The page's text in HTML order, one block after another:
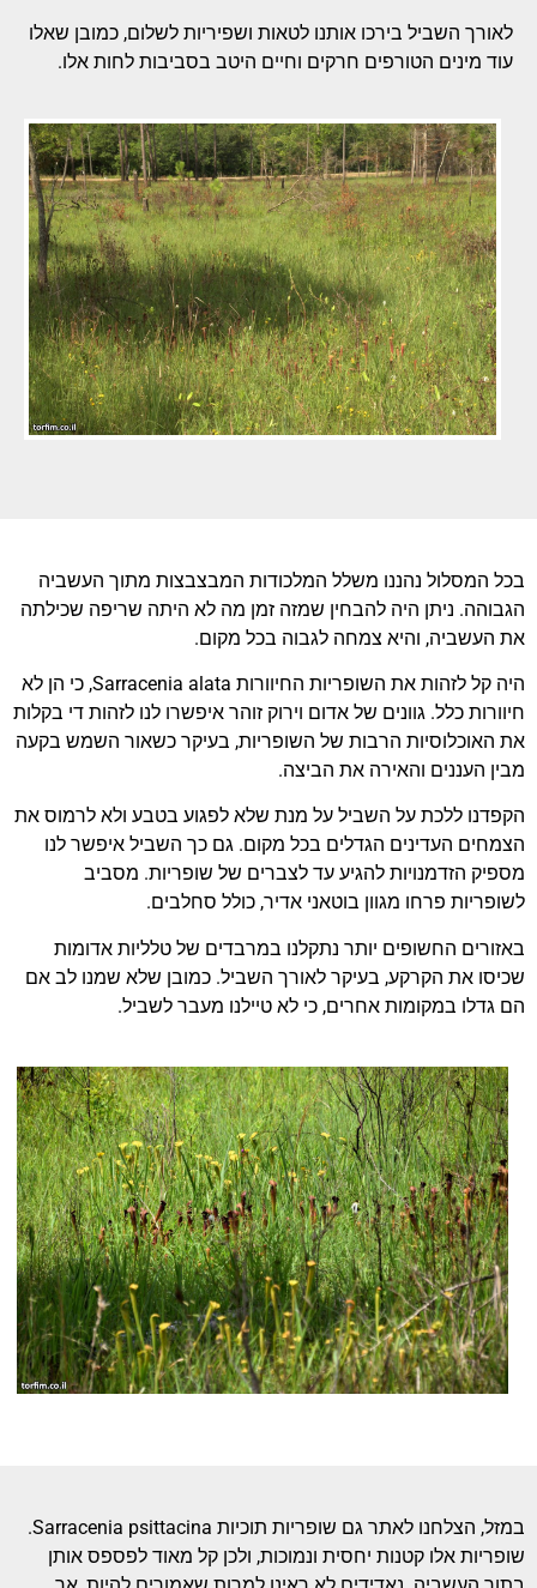
לאורך השביל בירכו אותנו לטאות ושפיריות לשלום, כמובן שאלו
עוד מינים הטורפים חרקים וחיים היטב בסביבות לחות אלו.
בכל המסלול נהננו משלל המלכודות המבצבצות מתוך העשביה
הגבוהה. ניתן היה להבחין שמזה זמן מה לא היתה שריפה שכילתה
את העשביה, והיא צמחה לגבוה בכל מקום.
היה קל לזהות את השופריות החיוורות Sarracenia alata, כי הן לא
חיוורות כלל. גוונים של אדום וירוק זוהר איפשרו לנו לזהות די בקלות
את האוכלוסיות הרבות של השופריות, בעיקר כשאור השמש בקעה
מבין העננים והאירה את הביצה.
הקפדנו ללכת על השביל על מנת שלא לפגוע בטבע ולא לרמוס את
הצמחים העדינים הגדלים בכל מקום. גם כך השביל איפשר לנו
מספיק הזדמנויות להגיע עד לצברים של שופריות. מסביב
לשופריות פרחו מגוון בוטאני אדיר, כולל סחלבים.
באזורים החשופים יותר נתקלנו במרבדים של טלליות אדומות
שכיסו את הקרקע, בעיקר לאורך השביל. כמובן שלא שמנו לב אם
הם גדלו במקומות אחרים, כי לא טיילנו מעבר לשביל.
במזל, הצלחנו לאתר גם שופריות תוכיות Sarracenia psittacina.
שופריות אלו קטנות יחסית ונמוכות, ולכן קל מאוד לפספס אותן